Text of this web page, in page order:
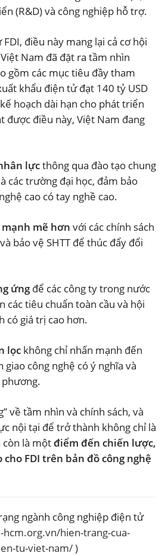
(R&D) và công nghiệp hỗ trợ.
điều này mang lại cả cơ hội
Nam đã đặt ra tầm nhìn
gồm các mục tiêu đầy tham
khẩu điện tử đạt 140 tỷ USD
hoạch dài hạn cho phát triển
được điều này, Việt Nam đang
lựcthông qua đào tạo chung
các trường đại học, đảm bảo
cao có tay nghề cao.
mẽ hơn với các chính sách
bảo vệ SHTT để thúc đẩy đổi
ứngđể các công ty trong nước
các tiêu chuẩn toàn cầu và hội
có giá trị cao hơn.
lọc không chỉ nhấn mạnh đến
giao công nghệ có ý nghĩa và
về tầm nhìn và chính sách, và
nội tại để trở thành không chỉ là
còn là mộtđiểm đến chiến lược,
FDI trên bản đồ công nghệ
ngành công nghiệp điện tử
hien-trang-cua-
tu-viet-nam/)